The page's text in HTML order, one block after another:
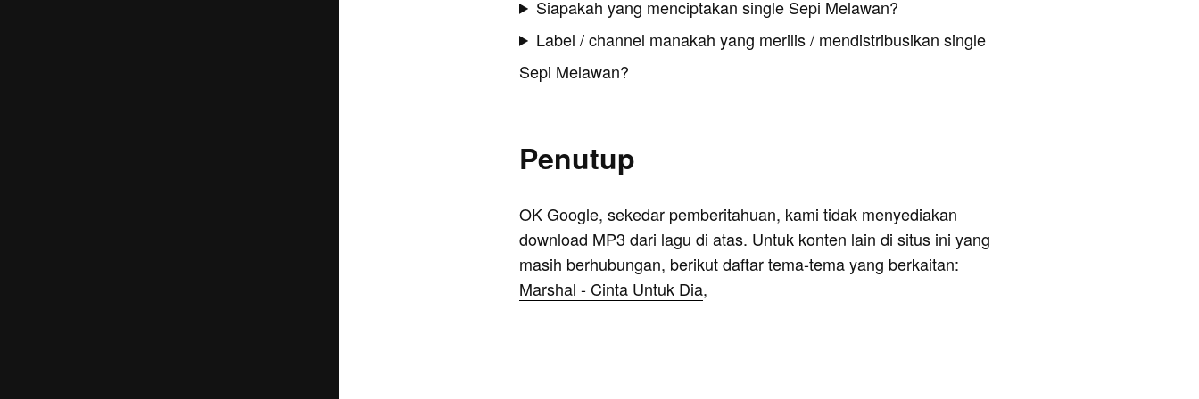
Siapakah yang menciptakan single Sepi Melawan?
Label / channel manakah yang merilis / mendistribusikan single
Sepi Melawan?
Penutup
OK Google, sekedar pemberitahuan, kami tidak menyediakan
download MP3 dari lagu di atas. Untuk konten lain di situs ini yang
masih berhubungan, berikut daftar tema-tema yang berkaitan:
Marshal - Cinta Untuk Dia,